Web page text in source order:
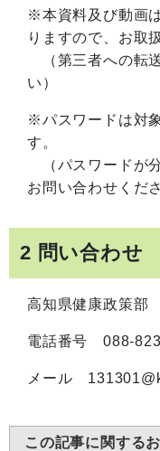
※本資料及び動画
りますので、お取
（第三者への転
い）
※パスワードは対
す。
（パスワードが
お問い合わせくだ
2 問い合わせ
高知県健康政策
電話番号 088-
メール
この記事に関する